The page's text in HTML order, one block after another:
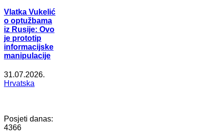
Vlatka Vukelić
o optužbama
iz Rusije: Ovo
je prototip
informacijske
manipulacije
31.07.2026.
Hrvatska
Posjeti danas:
4366